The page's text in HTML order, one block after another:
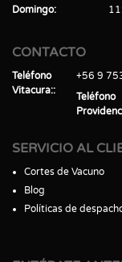
Domingo
CONTACTO
Teléfono
Vitacura:
+56 9
Teléfono
SERVICIO AL
Cortes de Vacuno
Blog
Políticas de